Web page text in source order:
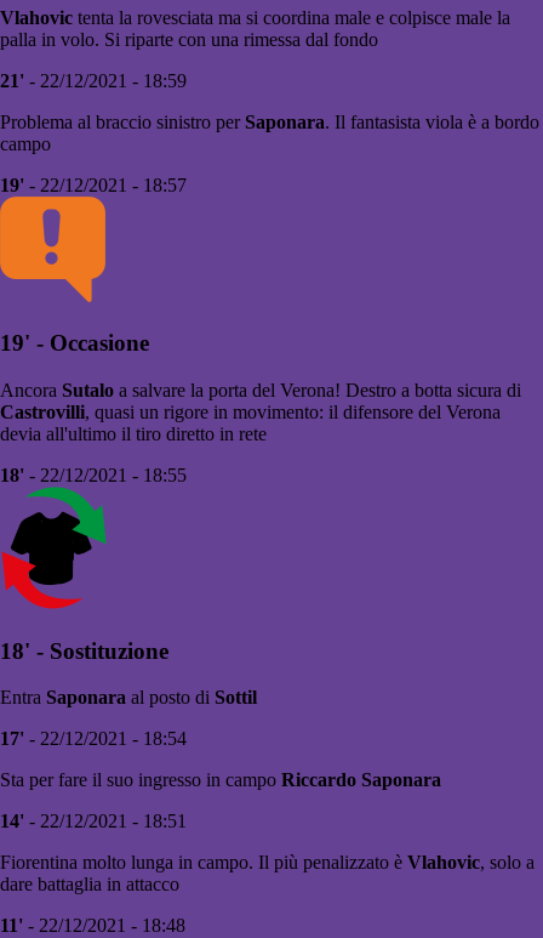
Vlahovic tenta la rovesciata ma si coordina male e colpisce male la
palla in volo. Si riparte con una rimessa dal fondo
21' - 22/12/2021 - 18:59
Problema al braccio sinistro per Saponara. Il fantasista viola è a bordo
campo
19' - 22/12/2021 - 18:57
19' - Occasione
Ancora Sutalo a salvare la porta del Verona! Destro a botta sicura di
Castrovilli, quasi un rigore in movimento: il difensore del Verona
devia all'ultimo il tiro diretto in rete
18' - 22/12/2021 - 18:55
18' - Sostituzione
Entra Saponara al posto di Sottil
17' - 22/12/2021 - 18:54
Sta per fare il suo ingresso in campo Riccardo Saponara
14' - 22/12/2021 - 18:51
Fiorentina molto lunga in campo. Il più penalizzato è Vlahovic, solo a
dare battaglia in attacco
11' - 22/12/2021 - 18:48